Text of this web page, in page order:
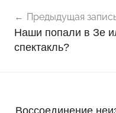
о
в
о
по
записям
Предыдущая
Наши попали в Зе
спектакль?
Воссоединение